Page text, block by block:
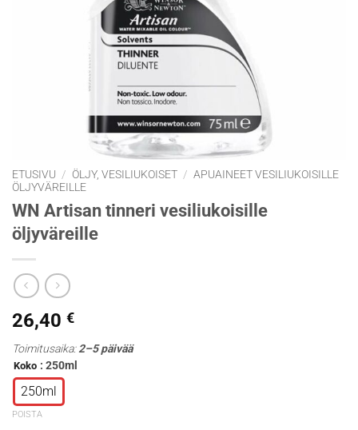
ETUSIVU / ÖLJY, VESILIUKOISET / APUAINEET VESILIUKOISILLE
ÖLJYVÄREILLE
WN Artisan tinneri vesiliukoisille
öljyväreille
26,40 €
Toimitusaika:2–5 päivää
Koko : 250ml
250ml
POISTA